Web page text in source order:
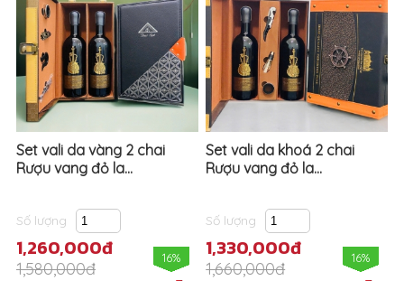
Set vali da vàng 2 chai
Rượu vang đỏ la...
Số lượng
1,260,000đ
1,580,000đ
16%
Set vali da khoá 2 chai
Rượu vang đỏ la...
Số lượng
1,330,000đ
1,660,000đ
16%